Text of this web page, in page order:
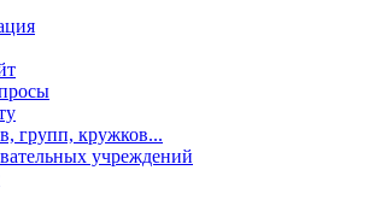
групп, кружков...
учреждений